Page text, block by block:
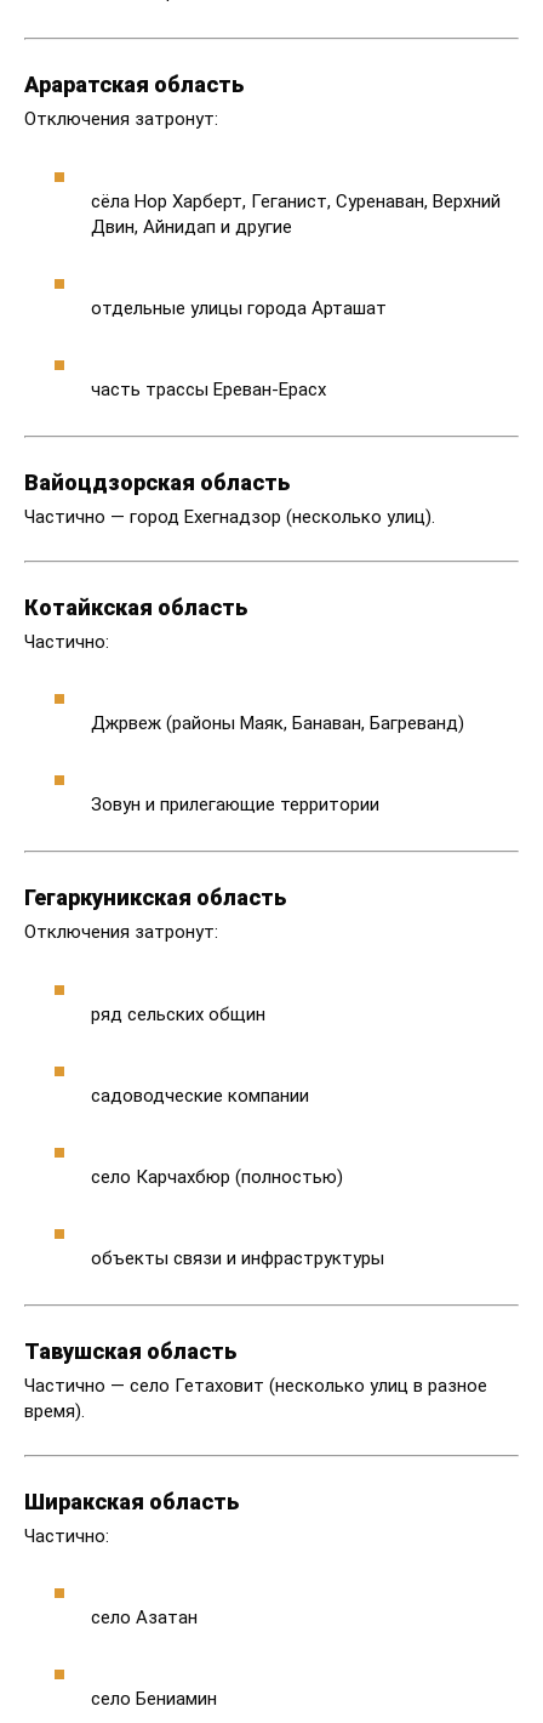
Араратская область
Отключения затронут:
сёла Нор Харберт, Геганист, Суренаван, Верхний
Двин, Айнидап и другие
отдельные улицы города Арташат
часть трассы Ереван-Ерасх
Вайоцдзорская область
Частично — город Ехегнадзор (несколько улиц).
Котайкская область
Частично:
Джрвеж (районы Маяк, Банаван, Багреванд)
Зовун и прилегающие территории
Гегаркуникская область
Отключения затронут:
ряд сельских общин
садоводческие компании
село Карчахбюр (полностью)
объекты связи и инфраструктуры
Тавушская область
Частично — село Гетаховит (несколько улиц в разное
время).
Ширакская область
Частично:
село Азатан
село Бениамин